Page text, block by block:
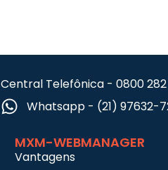
Central Telefônica - 0800 282
Whatsapp - (21) 97632-
MXM-WEBMANAGER
Vantagens